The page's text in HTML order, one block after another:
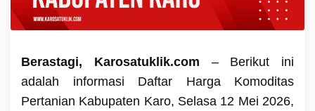
Berastagi, Karosatuklik.com – Berikut ini
adalah informasi Daftar Harga Komoditas
Pertanian Kabupaten Karo, Selasa 12 Mei 2026,